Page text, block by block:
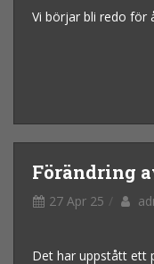
Vi börjar bli redo för
Förändring
27 Apr 25
Det har uppstått ett